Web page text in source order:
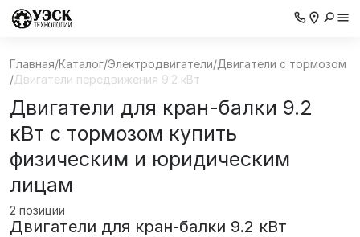
Главная/Каталог/Электродвигатели/Двигатели с тормозом
/Двигатели передвижения 9.2 кВт
Двигатели для кран-балки 9.2
кВт с тормозом купить
физическим и юридическим
лицам
2 позиции
Двигатели для кран-балки 9.2 кВт